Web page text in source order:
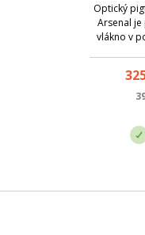
Optický
Arsenal
vlákno v